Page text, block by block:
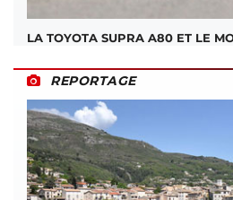
LA TOYOTA SUPRA A80 ET LE
REPORTAGE